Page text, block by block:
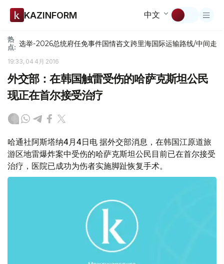
KAZINFORM 中文
热
点: 选举-2026总统府任免事件国情咨文跨里海国际运输路线/中间走廊
19:33, 04 4月 2016
外交部：在韩国触雷受伤的哈萨克斯坦公民
现正在首尔接受治疗
哈通社阿斯塔纳4月4日电 据外交部消息，在韩国江原道旅
游区地雷爆炸案中受伤的哈萨克斯坦公民目前已在首尔接受
治疗，医院已成功为伤者实施脚趾恢复手术。